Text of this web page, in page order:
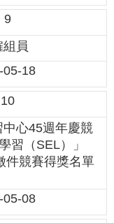
9
員
05-18
10
心45週年慶競
習（SEL）」
件競賽得獎名單
05-08